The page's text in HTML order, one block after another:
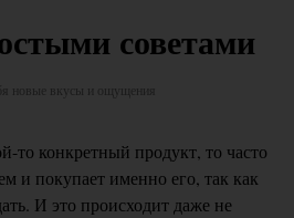
советами
новые вкусы и ощущения
то конкретный продукт, то часто
и покупает именно его, так как
И это происходит даже не